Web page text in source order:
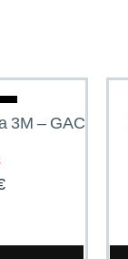
3M – GAC